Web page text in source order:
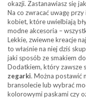
okazji. Zastanawiasz się
Na co zwracać uwagę
kobiet, które uwielbiają
modne akcesoria –
Lekkie, zwiewne kreacje
to właśnie na niej dziś
jaki sposób ze smakiem
Dodatkiem, który zawsze
zegarki. Można postawić
bransolecie lub wybrać
kolorowymi paskami czy